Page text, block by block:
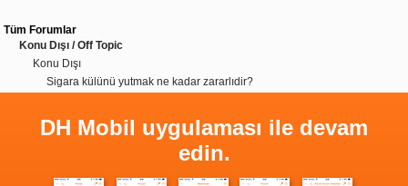
Tüm Forumlar
Konu Dışı / Off Topic
Konu Dışı
Sigara külünü yutmak ne kadar zararlıdir?
DH Mobil uygulaması ile devam
edin.